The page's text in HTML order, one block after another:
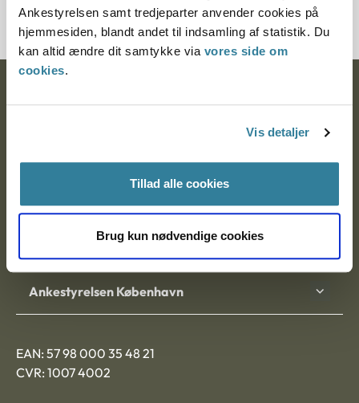
Ankestyrelsen samt tredjeparter anvender cookies på
hjemmesiden, blandt andet til indsamling af statistik. Du
kan altid ændre dit samtykke via vores side om
cookies.
Vis detaljer
Tillad alle cookies
Brug kun nødvendige cookies
Nytorv 7, 2. sal
Ankestyrelsen Aalborg
Ankestyrelsen København
EAN: 57 98 000 35 48 21
CVR: 1007 4002